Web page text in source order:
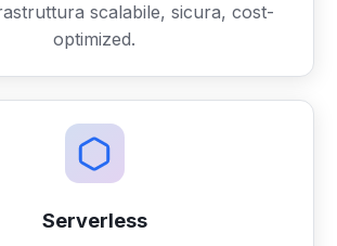
scalabile, sicura, cost-
optimized.
Serverless